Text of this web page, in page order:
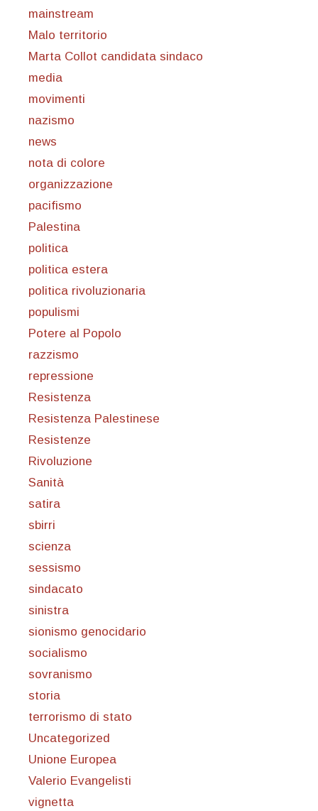
mainstream
Malo territorio
Marta Collot candidata sindaco
media
movimenti
nazismo
news
nota di colore
organizzazione
pacifismo
Palestina
politica
politica estera
politica rivoluzionaria
populismi
Potere al Popolo
razzismo
repressione
Resistenza
Resistenza Palestinese
Resistenze
Rivoluzione
Sanità
satira
sbirri
scienza
sessismo
sindacato
sinistra
sionismo genocidario
socialismo
sovranismo
storia
terrorismo di stato
Uncategorized
Unione Europea
Valerio Evangelisti
vignetta